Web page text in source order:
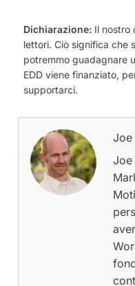
Dichiarazione: Il nostro
lettori. Ciò significa che
potremmo guadagnare
EDD viene finanziato,
supportarci.
Joe
Joe